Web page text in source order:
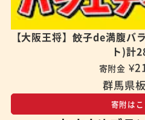
【大阪王将】餃子de満腹バ
ト)計
寄附金
群馬県
寄附は